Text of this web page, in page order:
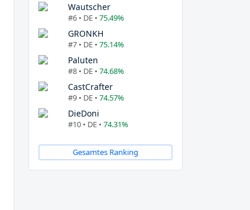
Wautscher
#6 • DE • 75.49%
GRONKH
#7 • DE • 75.14%
Paluten
#8 • DE • 74.68%
CastCrafter
#9 • DE • 74.57%
DieDoni
#10 • DE • 74.31%
Gesamtes Ranking